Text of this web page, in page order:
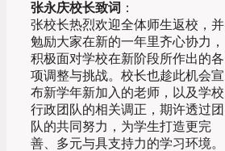
张永庆校长致词 ：
张校长热烈欢迎全体师生返校，并
勉励大家在新的一年里齐心协力，
积极面对学校在新阶段所作出的各
项调整与挑战。校长也趁此机会宣
布新学年新加入的老师，以及学校
行政团队的相关调正，期许透过团
队的共同努力，为学生打造更完
善、多元与具支持力的学习环境。